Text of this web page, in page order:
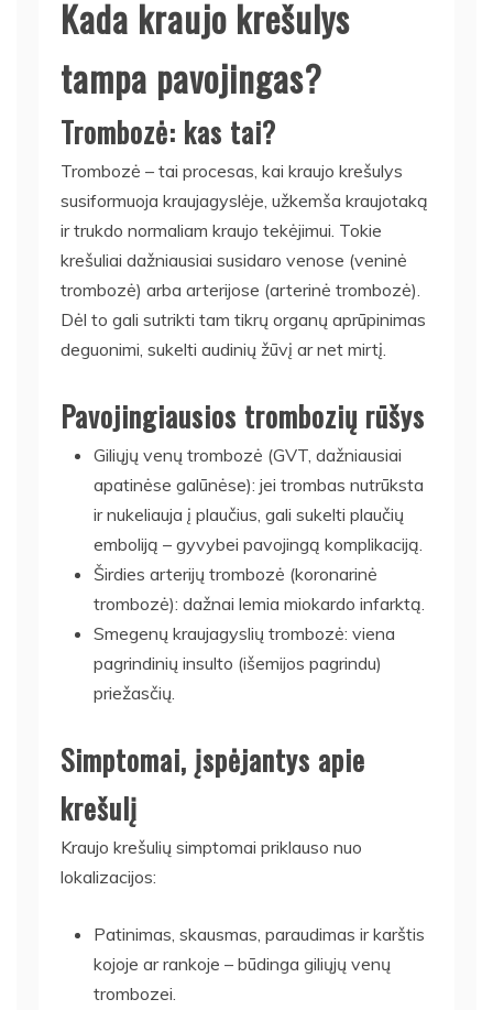
Kada kraujo krešulys
tampa pavojingas?
Trombozė: kas tai?
Trombozė – tai procesas, kai kraujo krešulys
susiformuoja kraujagyslėje, užkemša kraujotaką
ir trukdo normaliam kraujo tekėjimui. Tokie
krešuliai dažniausiai susidaro venose (veninė
trombozė) arba arterijose (arterinė trombozė).
Dėl to gali sutrikti tam tikrų organų aprūpinimas
deguonimi, sukelti audinių žūvį ar net mirtį.
Pavojingiausios trombozių rūšys
Giliųjų venų trombozė (GVT, dažniausiai
apatinėse galūnėse): jei trombas nutrūksta
ir nukeliauja į plaučius, gali sukelti plaučių
emboliją – gyvybei pavojingą komplikaciją.
Širdies arterijų trombozė (koronarinė
trombozė): dažnai lemia miokardo infarktą.
Smegenų kraujagyslių trombozė: viena
pagrindinių insulto (išemijos pagrindu)
priežasčių.
Simptomai, įspėjantys apie
krešulį
Kraujo krešulių simptomai priklauso nuo
lokalizacijos:
Patinimas, skausmas, paraudimas ir karštis
kojoje ar rankoje – būdinga giliųjų venų
trombozei.